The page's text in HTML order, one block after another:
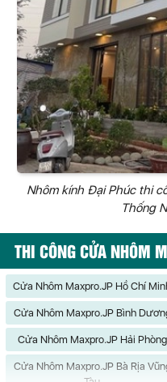
Nhôm kính Đại Phúc thi
Thống
THI CÔNG CỬA NHÔM
Cửa Nhôm Maxpro.JP Hồ Chí
Cửa Nhôm Maxpro.JP Bình
Cửa Nhôm Maxpro.JP Hải Phòng
Cửa Nhôm Maxpro.JP Bà Rịa